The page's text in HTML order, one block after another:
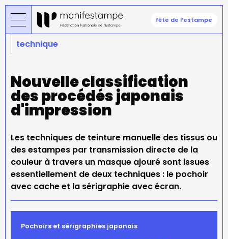
Aller
au
contenu
principal
fête de l’estampe
technique
Nouvelle classification
des procédés japonais
d'impression
Les techniques de teinture manuelle des tissus ou
des estampes par transmission directe de la
couleur à travers un masque ajouré sont issues
essentiellement de deux techniques : le pochoir
avec cache et la sérigraphie avec écran.
Pochoirs et sérigraphies japonais